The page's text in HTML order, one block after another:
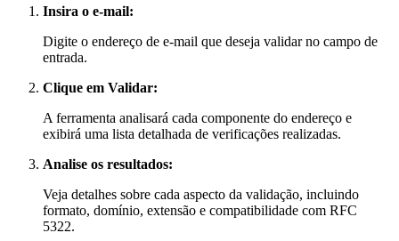
Insira o e-mail:
Digite o endereço de e-mail que deseja validar no campo de
entrada.
Clique em Validar:
A ferramenta analisará cada componente do endereço e
exibirá uma lista detalhada de verificações realizadas.
Analise os resultados:
Veja detalhes sobre cada aspecto da validação, incluindo
formato, domínio, extensão e compatibilidade com RFC
5322.